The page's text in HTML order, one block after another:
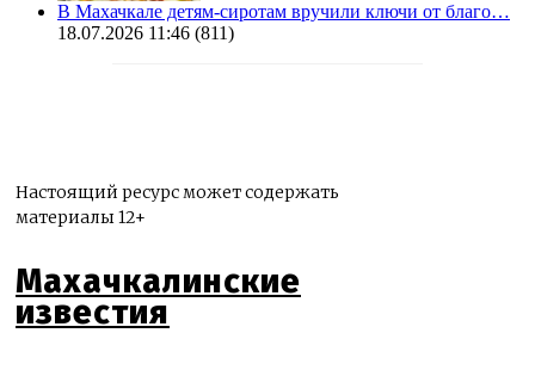
В Махачкале детям-сиротам вручили ключи от благо…
18.07.2026 11:46 (811)
Настоящий ресурс может содержать
материалы 12+
Махачкалинские
известия